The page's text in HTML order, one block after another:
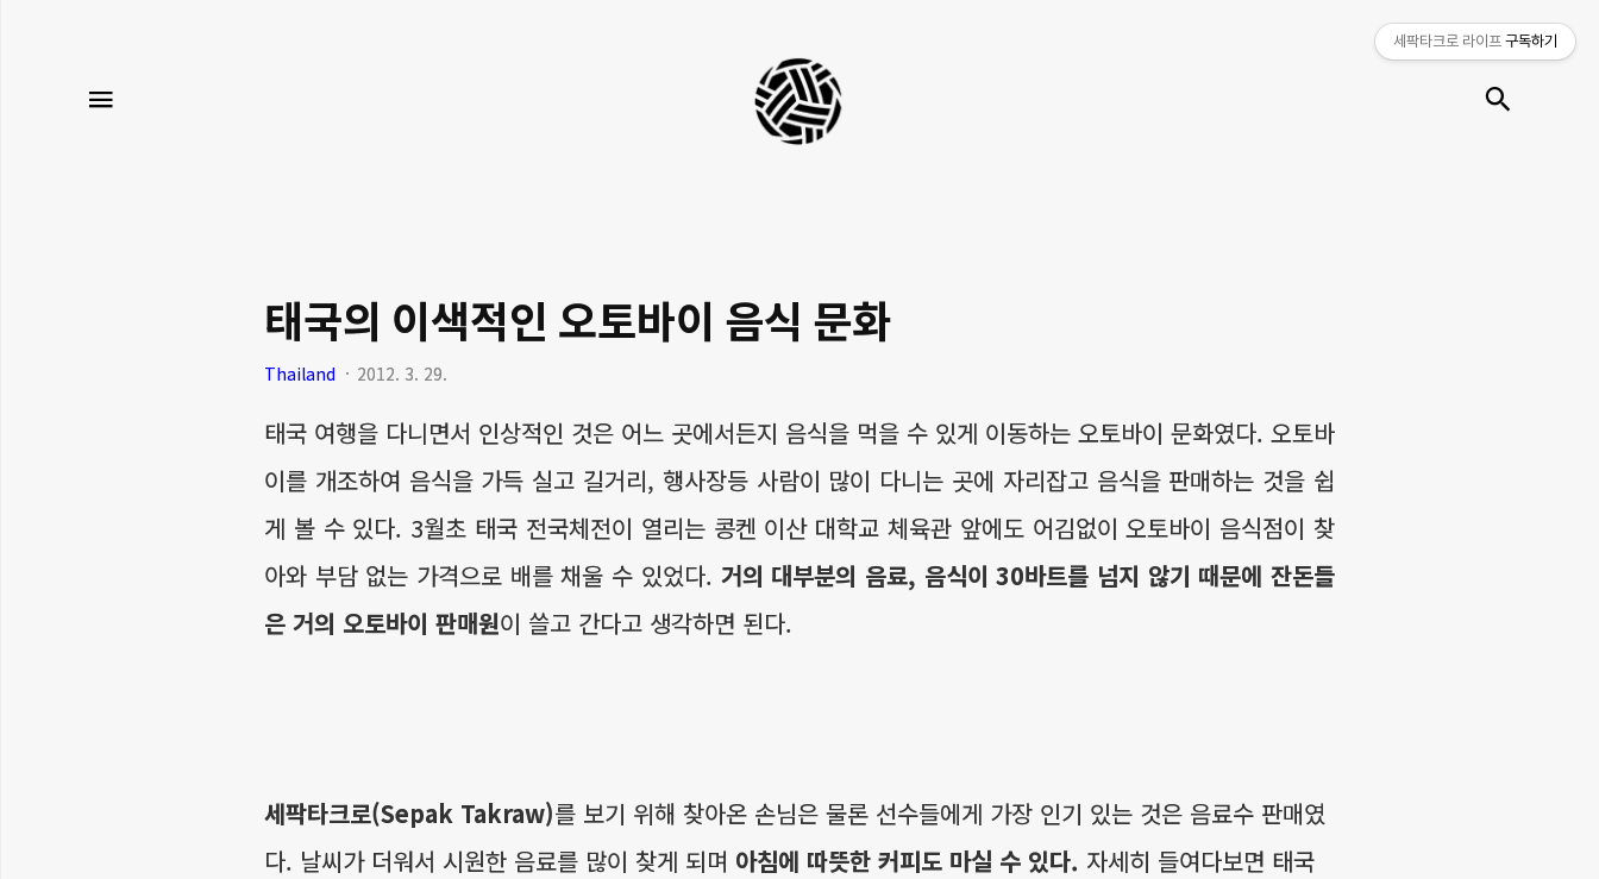
세
팍
라
태국의 이색적인 오토바이 음식 문화
Thailand 2012. 3. 29.
태국 여행을 다니면서 인상적인 것은 어느 곳에서든지 음식을 먹을 수 있게 이동하는 오토바이 문화였다. 오토바
이를 개조하여 음식을 가득 실고 길거리, 행사장등 사람이 많이 다니는 곳에 자리잡고 음식을 판매하는 것을 쉽
게 볼 수 있다. 3월초 태국 전국체전이 열리는 콩켄 이산 대학교 체육관 앞에도 어김없이 오토바이 음식점이 찾
아와 부담 없는 가격으로 배를 채울 수 있었다. 거의 대부분의 음료, 음식이 30바트를 넘지 않기 때문에 잔돈들
은 거의 오토바이 판매원이 쓸고 간다고 생각하면 된다.
세팍타크로(Sepak Takraw)를 보기 위해 찾아온 손님은 물론 선수들에게 가장 인기 있는 것은 음료수 판매였
다. 날씨가 더워서 시원한 음료를 많이 찾게 되며 아침에 따뜻한 커피도 마실 수 있다. 자세히 들여다보면 태국
세팍타크로 라이프 구독하기